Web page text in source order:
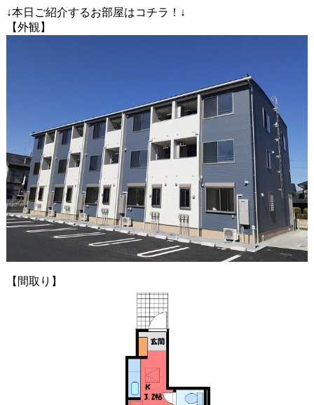
↓本日ご紹介するお部屋はコチラ！↓
【外観】
【間取り】